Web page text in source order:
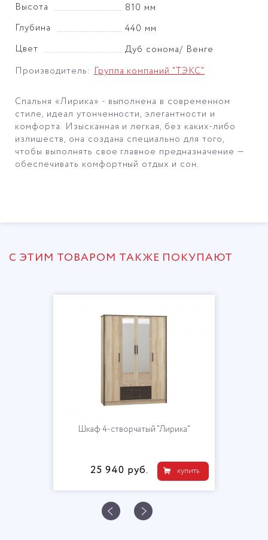
Высота
810 мм
Глубина
440 мм
Цвет
Дуб сонома/ Венге
Производитель:Группа компаний "ТЭКС"
Спальня «Лирика» - выполнена в современном
стиле, идеал утонченности, элегантности и
комфорта. Изысканная и легкая, без каких-либо
излишеств, она создана специально для того,
чтобы выполнять свое главное предназначение —
обеспечивать комфортный отдых и сон.
С ЭТИМ ТОВАРОМ ТАКЖЕ ПОКУПАЮТ
Шкаф 4-створчатый "Лирика"
купить
25 940 руб.